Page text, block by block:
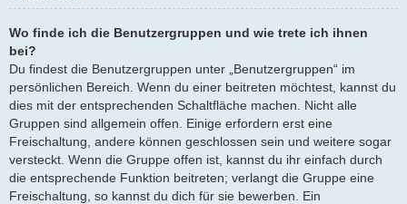
Wo finde ich die Benutzergruppen und wie trete ich ihnen
bei?
Du findest die Benutzergruppen unter „Benutzergruppen“ im
persönlichen Bereich. Wenn du einer beitreten möchtest, kannst du
dies mit der entsprechenden Schaltfläche machen. Nicht alle
Gruppen sind allgemein offen. Einige erfordern erst eine
Freischaltung, andere können geschlossen sein und weitere sogar
versteckt. Wenn die Gruppe offen ist, kannst du ihr einfach durch
die entsprechende Funktion beitreten; verlangt die Gruppe eine
Freischaltung, so kannst du dich für sie bewerben. Ein